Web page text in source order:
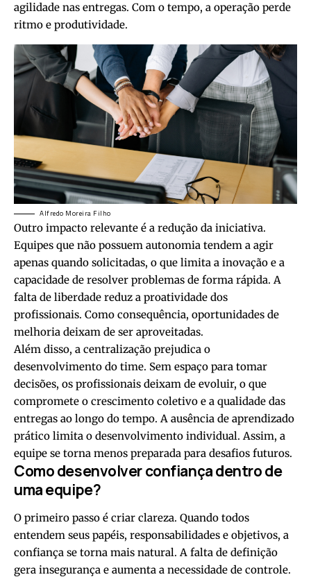
agilidade nas entregas. Com o tempo, a operação perde
ritmo e produtividade.
Alfredo Moreira Filho
Outro impacto relevante é a redução da iniciativa.
Equipes que não possuem autonomia tendem a agir
apenas quando solicitadas, o que limita a inovação e a
capacidade de resolver problemas de forma rápida. A
falta de liberdade reduz a proatividade dos
profissionais. Como consequência, oportunidades de
melhoria deixam de ser aproveitadas.
Além disso, a centralização prejudica o
desenvolvimento do time. Sem espaço para tomar
decisões, os profissionais deixam de evoluir, o que
compromete o crescimento coletivo e a qualidade das
entregas ao longo do tempo. A ausência de aprendizado
prático limita o desenvolvimento individual. Assim, a
equipe se torna menos preparada para desafios futuros.
Como desenvolver confiança dentro de
uma equipe?
O primeiro passo é criar clareza. Quando todos
entendem seus papéis, responsabilidades e objetivos, a
confiança se torna mais natural. A falta de definição
gera insegurança e aumenta a necessidade de controle.